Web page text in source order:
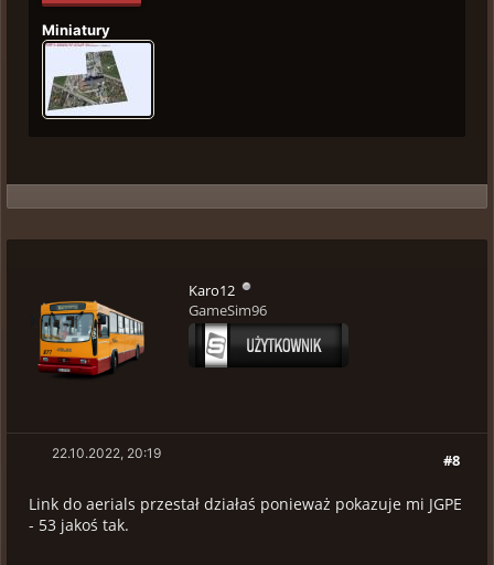
Miniatury
Karo12
GameSim96
#8
22.10.2022, 20:19
Link do aerials przestał działaś ponieważ pokazuje mi JGPE
- 53 jakoś tak.